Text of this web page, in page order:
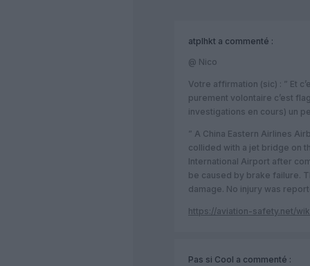
atplhkt a commenté :
@ Nico
Votre affirmation (sic) : ” Et
purement volontaire c’est
investigations en cours) un
” A China Eastern Airlines
collided with a jet bridge on
International Airport after
be caused by brake failure.
damage. No injury was
https://aviation-safety.net/
Pas si Cool a commenté :